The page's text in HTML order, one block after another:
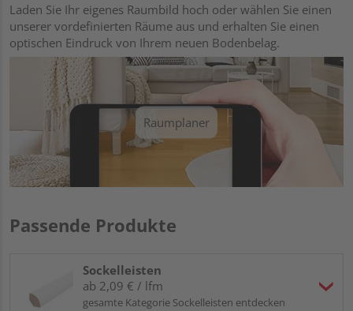
Laden Sie Ihr eigenes Raumbild hoch oder wählen Sie einen
unserer vordefinierten Räume aus und erhalten Sie einen
optischen Eindruck von Ihrem neuen Bodenbelag.
Raumplaner
Passende Produkte
Sockelleisten
ab 2,09 € / lfm
gesamte Kategorie Sockelleisten entdecken